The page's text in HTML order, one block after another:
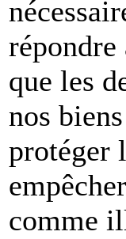
que les
nos
protéger
comme